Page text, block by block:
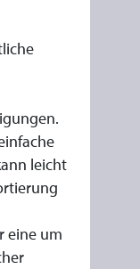
leicht
eine um